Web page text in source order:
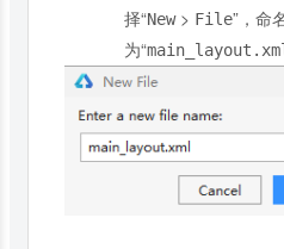
择“New> File”，命
为“